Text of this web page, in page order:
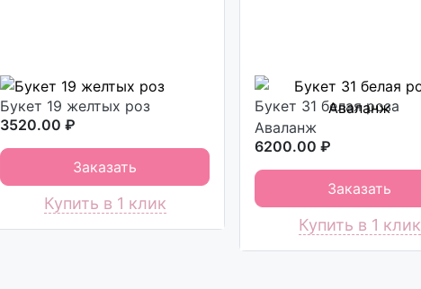
Букет 19 желтых роз
3520.00 ₽
Заказать
Купить в 1 клик
Букет 31 белая роза
Аваланж
6200.00 ₽
Заказать
Купить в 1 клик